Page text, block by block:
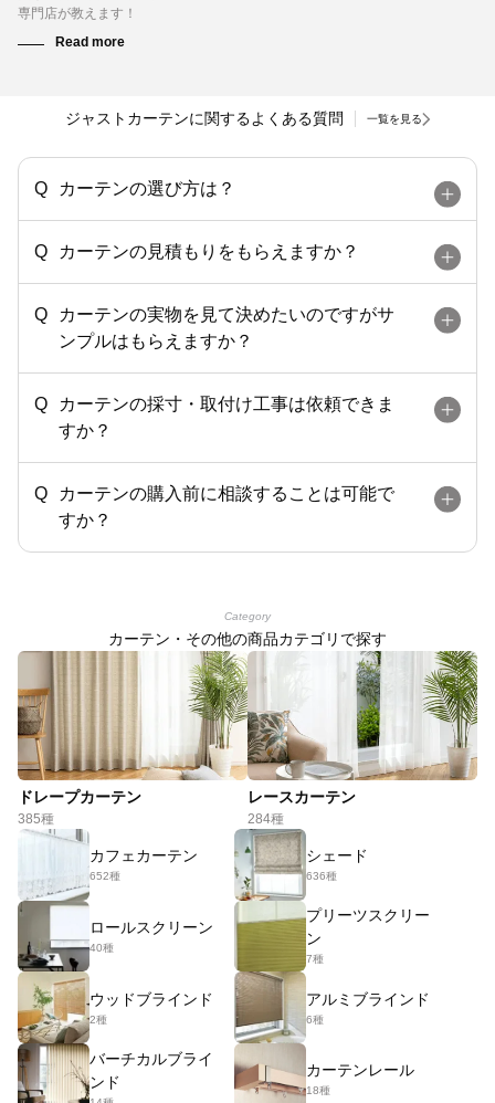
専門店が教えます！
ジャストカーテンに関するよくある質問 一覧を見る
カーテンの選び方は？
カーテンの見積もりをもらえますか？
カーテンの実物を見て決めたいのですがサ
ンプルはもらえますか？
カーテンの採寸・取付け工事は依頼できま
すか？
カーテンの購入前に相談することは可能で
すか？
Category
カーテン・その他の商品カテゴリで探す
ドレープカーテン
385種
レースカーテン
284種
カフェカーテン
652種
シェード
636種
ロールスクリーン
40種
プリーツスクリー
ン
7種
ウッドブラインド
2種
アルミブラインド
6種
バーチカルブライ
ンド
カーテンレール
18種